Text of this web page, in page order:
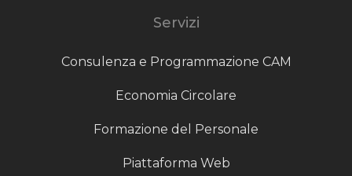
Servizi
Consulenza e Programmazione CAM
Economia Circolare
Formazione del Personale
Piattaforma Web